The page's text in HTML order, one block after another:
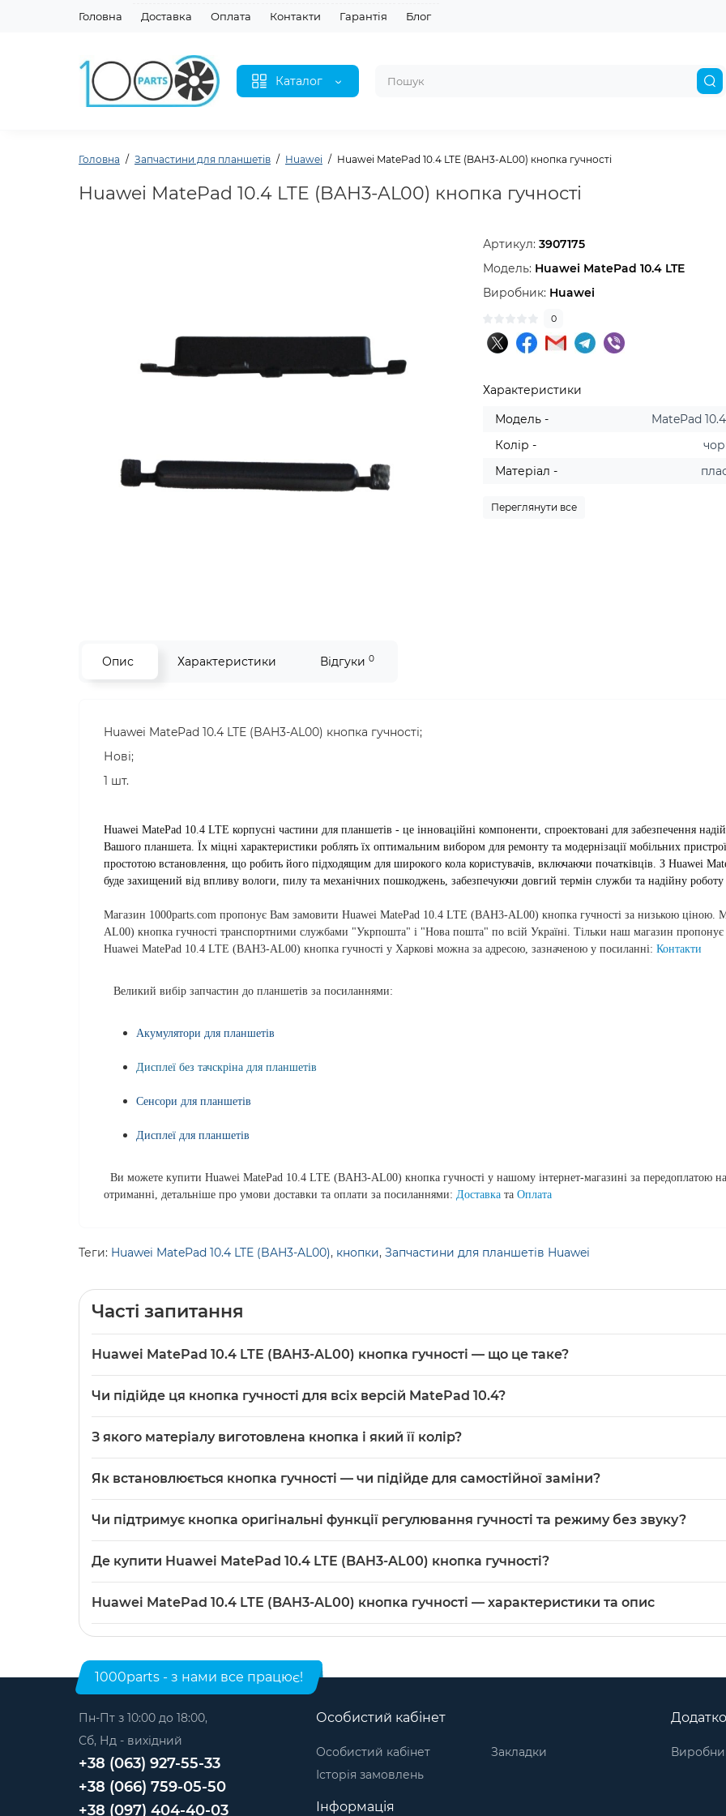
Головна Доставка Оплата Контакти Гарантія Блог
Каталог
Головна Запчастини для планшетів Huawei Huawei MatePad 10.4 LTE (BAH3-AL00) кнопка гучності
Huawei MatePad 10.4 LTE (BAH3-AL00) кнопка гучності
Артикул:3907175
Модель: Huawei MatePad 10.4 LTE
Виробник: Huawei
0
Характеристики
Модель -
MatePad
Колір -
Матеріал -
Переглянути все
Опис Характеристики Відгуки 0
Huawei MatePad 10.4 LTE (BAH3-AL00) кнопка гучності;
Нові;
1 шт.
Huawei MatePad 10.4 LTE корпусні частини для планшетів - це інноваційні компоненти, спроектовані для забезпечення
Вашого планшета. Їх міцні характеристики роблять їх оптимальним вибором для ремонту та модернізації мобільних
простотою встановлення, що робить його підходящим для широкого кола користувачів, включаючи початківців. З Huawei
буде захищений від впливу вологи, пилу та механічних пошкоджень, забезпечуючи довгий термін служби та надійну
Магазин 1000parts.com пропонує Вам замовити Huawei MatePad 10.4 LTE (BAH3-AL00) кнопка гучності за низькою ціною.
AL00) кнопка гучності транспортними службами "Укрпошта" і "Нова пошта" по всій Україні. Тільки наш магазин пропонує
Huawei MatePad 10.4 LTE (BAH3-AL00) кнопка гучності у Харкові можна за адресою, зазначеною у посиланні: Контакти
Великий вибір запчастин до планшетів за посиланнями:
Акумулятори для планшетів
Дисплеї без тачскріна для планшетів
Сенсори для планшетів
Дисплеї для планшетів
Ви можете купити Huawei MatePad 10.4 LTE (BAH3-AL00) кнопка гучності у нашому інтернет-магазині за передоплатою
отриманні, детальніше про умови доставки та оплати за посиланнями: Доставка та Оплата
Теги: Huawei MatePad 10.4 LTE (BAH3-AL00), кнопки, Запчастини для планшетів Huawei
Часті запитання
Huawei MatePad 10.4 LTE (BAH3-AL00) кнопка гучності — що це таке?
служить для механічного регулювання рівня гучності.
Чи підійде ця кнопка гучності для всіх версій MatePad 10.4?
відрізнятися — перевірте точну модель планшета перед заміною.
З якого матеріалу виготовлена кнопка і який її колір?
Як встановлюється кнопка гучності — чи підійде для самостійної заміни?
планшетів і набір інструментів — можна зробити самостійно; при сумнівах краще звернутися до сервісу.
Чи підтримує кнопка оригінальні функції регулювання гучності та режиму без звуку?
відповідних команд системі.
Де купити Huawei MatePad 10.4 LTE (BAH3-AL00) кнопка гучності?
Huawei MatePad 10.4 LTE (BAH3-AL00) кнопка гучності — характеристики та опис
1000parts - з нами все працює!
Пн-Пт з 10:00 до 18:00,
Сб, Нд - вихідний
+38 (063) 927-55-33
+38 (066) 759-05-50
+38 (097) 404-40-03
Особистий кабінет
Особистий кабінет
Історія замовлень
Закладки
Інформація